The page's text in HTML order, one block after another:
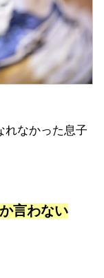
れなかった息子
言わない